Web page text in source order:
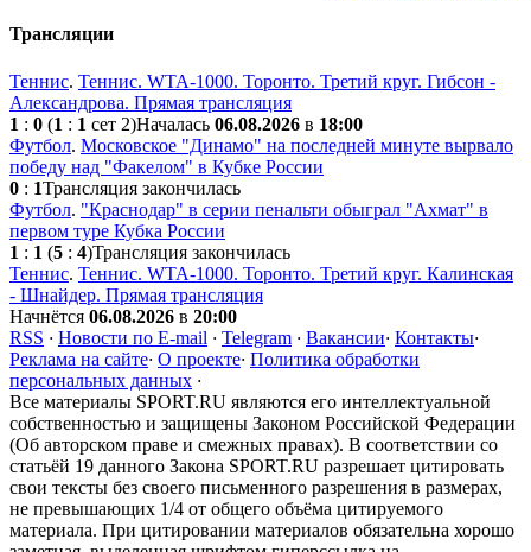
Трансляции
Теннис. Теннис. WTA-1000. Торонто. Третий круг. Гибсон -
Александрова. Прямая трансляция
1 : 0 (1 : 1 сет 2)Началась 06.08.2026 в 18:00
Футбол. Московское "Динамо" на последней минуте вырвало
победу над "Факелом" в Кубке России
0 : 1Трансляция закончилась
Футбол. "Краснодар" в серии пенальти обыграл "Ахмат" в
первом туре Кубка России
1 : 1 (5 : 4)Трансляция закончилась
Теннис. Теннис. WTA-1000. Торонто. Третий круг. Калинская
- Шнайдер. Прямая трансляция
Начнётся 06.08.2026 в 20:00
RSS · Новости по E-mail · Telegram · Вакансии· Контакты·
Реклама на сайте· О проекте· Политика обработки
персональных данных ·
Все материалы SPORT.RU являются его интеллектуальной
собственностью и защищены Законом Российской Федерации
(Об авторском праве и смежных правах). В соответствии со
статьёй 19 данного Закона SPORT.RU разрешает цитировать
свои тексты без своего письменного разрешения в размерах,
не превышающих 1/4 от общего объёма цитируемого
материала. При цитировании материалов обязательна хорошо